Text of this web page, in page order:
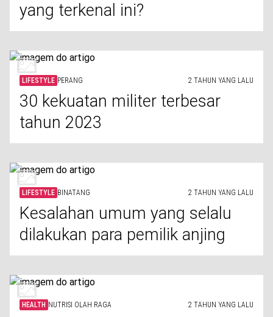
yang terkenal ini?
LIFESTYLE PERANG 2 TAHUN YANG LALU
30 kekuatan militer terbesar
tahun 2023
LIFESTYLE BINATANG 2 TAHUN YANG LALU
Kesalahan umum yang selalu
dilakukan para pemilik anjing
HEALTH NUTRISI OLAH RAGA 2 TAHUN YANG LALU